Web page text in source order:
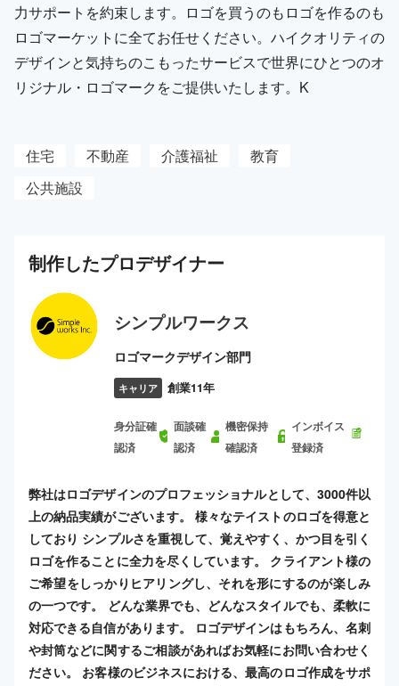
力サポートを約束します。ロゴを買うのもロゴを作るのも
ロゴマーケットに全てお任せください。ハイクオリティの
デザインと気持ちのこもったサービスで世界にひとつのオ
リジナル・ロゴマークをご提供いたします。K
住宅 不動産 介護福祉
教育
公共施設
制作したプロデザイナー
シンプルワークス
ロゴマークデザイン部門
キャリア 創業11年
身分証確
認済
面談確
認済
機密保持
確認済
インボイス
登録済
弊社はロゴデザインのプロフェッショナルとして、3000件以
上の納品実績がございます。 様々なテイストのロゴを得意と
しており シンプルさを重視して、覚えやすく、かつ目を引く
ロゴを作ることに全力を尽くしています。 クライアント様の
ご希望をしっかりヒアリングし、それを形にするのが楽しみ
の一つです。 どんな業界でも、どんなスタイルでも、柔軟に
対応できる自信があります。 ロゴデザインはもちろん、名刺
や封筒などに関するご相談があればお気軽にお問い合わせく
ださい。 お客様のビジネスにおける、最高のロゴ作成をサポ